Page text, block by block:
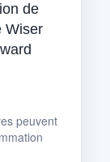
de
Wiser
peuvent